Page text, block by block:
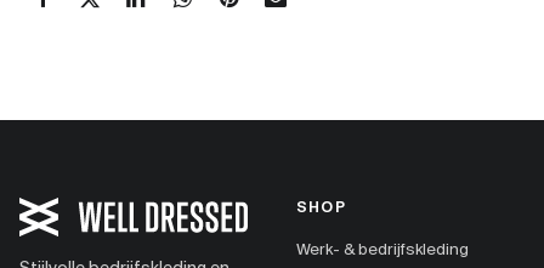
SHOP
Werk- & bedrijfskleding